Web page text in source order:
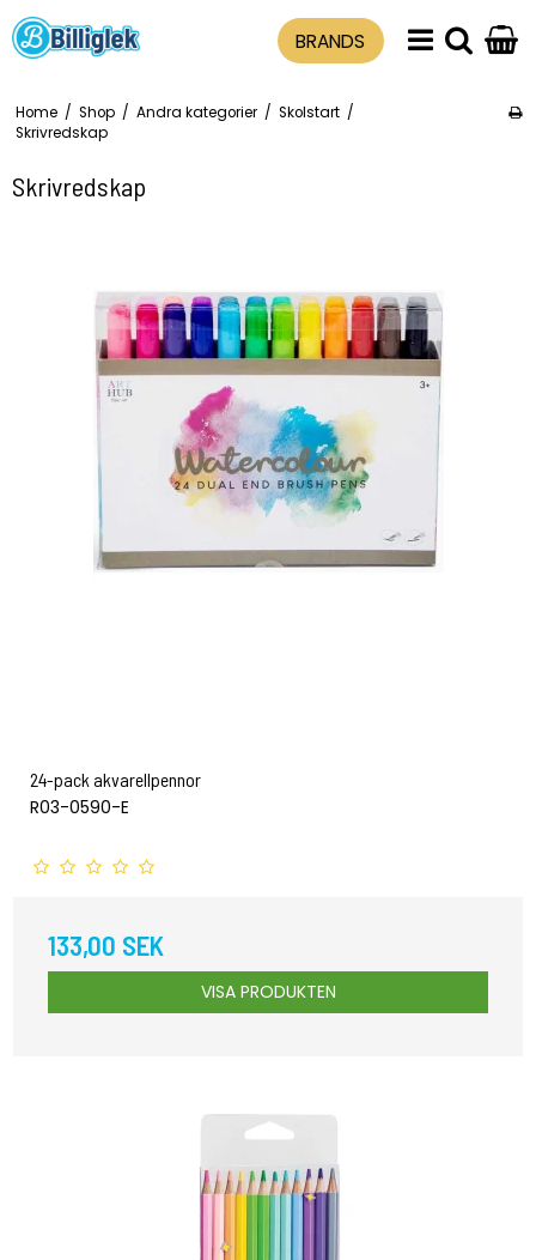
BRANDS
Home / Shop / Andra kategorier / Skolstart /
Skrivredskap
Skrivredskap
24-pack akvarellpennor
R03-0590-E
133,00 SEK
VISA PRODUKTEN